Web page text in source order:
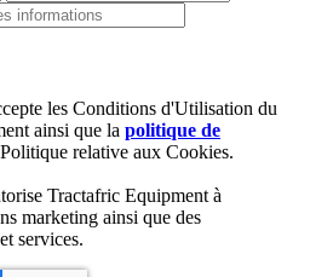
les Conditions d'Utilisation du
ainsi que la politique de
relative aux Cookies.
Tractafric Equipment à
marketing ainsi que des
services.